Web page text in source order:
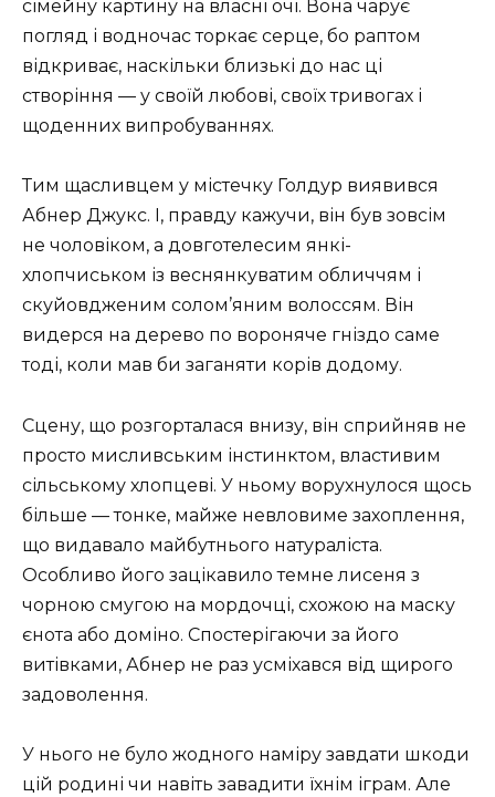
сімейну картину на власні очі. Вона чарує
погляд і водночас торкає серце, бо раптом
відкриває, наскільки близькі до нас ці
створіння — у своїй любові, своїх тривогах і
щоденних випробуваннях.
Тим щасливцем у містечку Голдур виявився
Абнер Джукс. І, правду кажучи, він був зовсім
не чоловіком, а довготелесим янкі-
хлопчиськом із веснянкуватим обличчям і
скуйовдженим солом’яним волоссям. Він
видерся на дерево по вороняче гніздо саме
тоді, коли мав би заганяти корів додому.
Сцену, що розгорталася внизу, він сприйняв не
просто мисливським інстинктом, властивим
сільському хлопцеві. У ньому ворухнулося щось
більше — тонке, майже невловиме захоплення,
що видавало майбутнього натураліста.
Особливо його зацікавило темне лисеня з
чорною смугою на мордочці, схожою на маску
єнота або доміно. Спостерігаючи за його
витівками, Абнер не раз усміхався від щирого
задоволення.
У нього не було жодного наміру завдати шкоди
цій родині чи навіть завадити їхнім іграм. Але